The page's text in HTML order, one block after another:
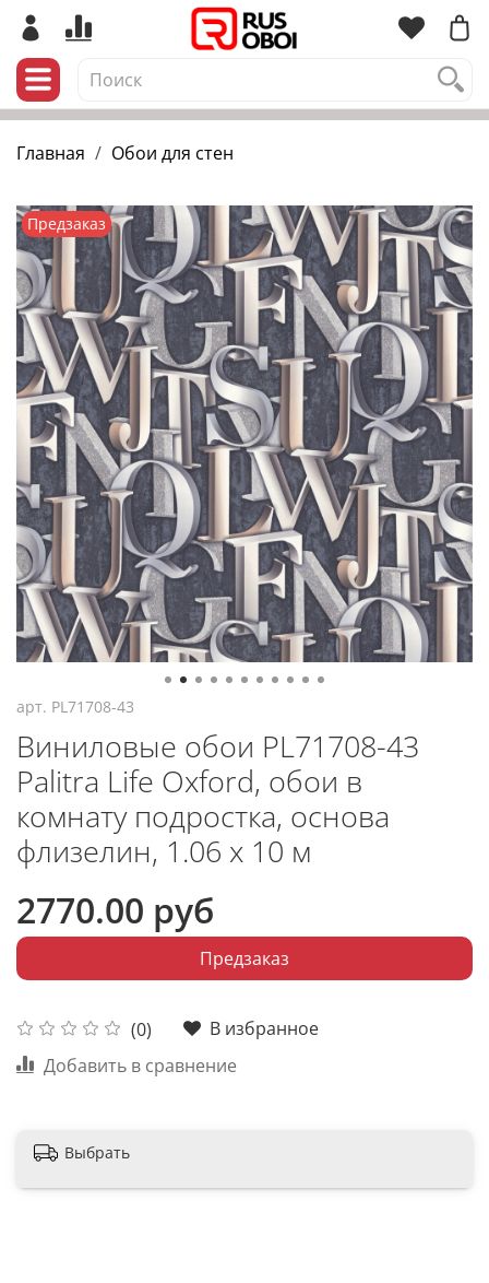
Главная Обои для стен
Предзаказ
арт. PL71708-43
Виниловые обои PL71708-43
Palitra Life Oxford, обои в
комнату подростка, основа
флизелин, 1.06 х 10 м
(0)
В избранное
Добавить в сравнение
2770.00 руб
Предзаказ
Выбрать